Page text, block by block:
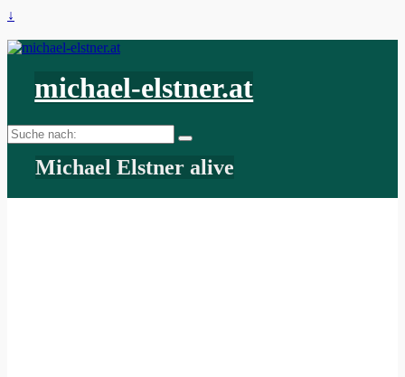
↓
michael-elstner.at
Suche
nach:
Michael Elstner alive